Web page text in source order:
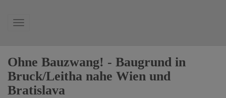
Navigation anzeigen
Ohne Bauzwang! - Baugrund in
Bruck/Leitha nahe Wien und
Bratislava